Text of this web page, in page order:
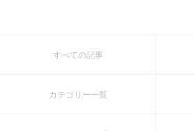
すべての記事
カテゴリー一覧